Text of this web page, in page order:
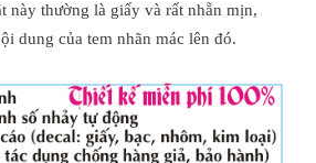
này thường là giấy và rất nhẵn mịn,
dung của tem nhãn mác lên đó.